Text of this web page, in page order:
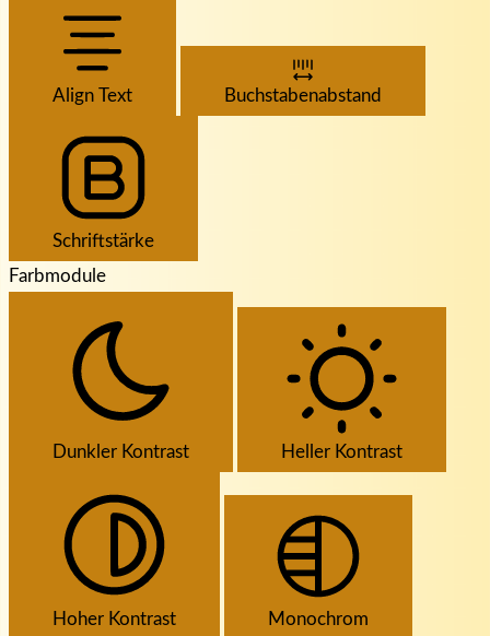
Align Text Buchstabenabstand
Schriftstärke
Farbmodule
Dunkler Kontrast Heller Kontrast
Hoher Kontrast Monochrom